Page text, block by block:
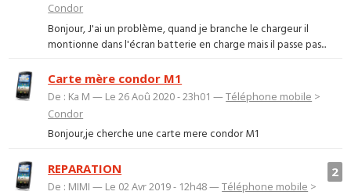
Condor
Bonjour, J'ai un problème, quand je branche le chargeur il
montionne dans l'écran batterie en charge mais il passe pas...
Carte mère condor M1
De : Ka M — Le 26 Aoû 2020 - 23h01 —Téléphone mobile >
Condor
Bonjour,je cherche une carte mere condor M1
2
REPARATION
De : MIMI — Le 02 Avr 2019 - 12h48 —Téléphone mobile >